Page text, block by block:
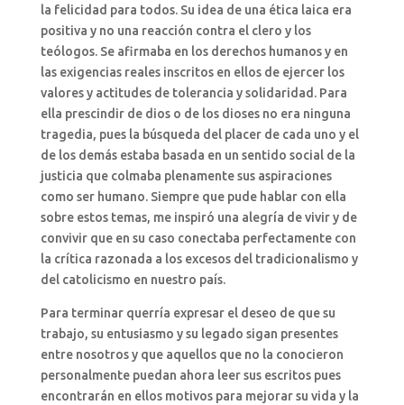
la felicidad para todos. Su idea de una ética laica era
positiva y no una reacción contra el clero y los
teólogos. Se afirmaba en los derechos humanos y en
las exigencias reales inscritos en ellos de ejercer los
valores y actitudes de tolerancia y solidaridad. Para
ella prescindir de dios o de los dioses no era ninguna
tragedia, pues la búsqueda del placer de cada uno y el
de los demás estaba basada en un sentido social de la
justicia que colmaba plenamente sus aspiraciones
como ser humano. Siempre que pude hablar con ella
sobre estos temas, me inspiró una alegría de vivir y de
convivir que en su caso conectaba perfectamente con
la crítica razonada a los excesos del tradicionalismo y
del catolicismo en nuestro país.
Para terminar querría expresar el deseo de que su
trabajo, su entusiasmo y su legado sigan presentes
entre nosotros y que aquellos que no la conocieron
personalmente puedan ahora leer sus escritos pues
encontrarán en ellos motivos para mejorar su vida y la